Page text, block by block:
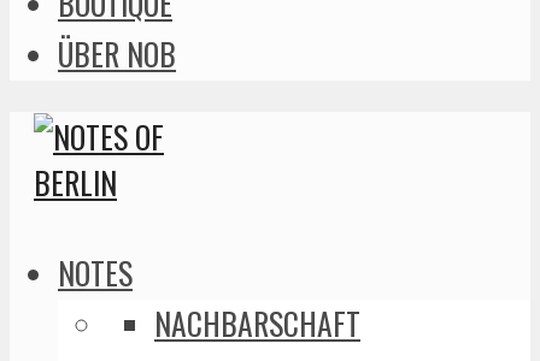
ÜBER NOB
NOTES
NACHBARSCHAFT